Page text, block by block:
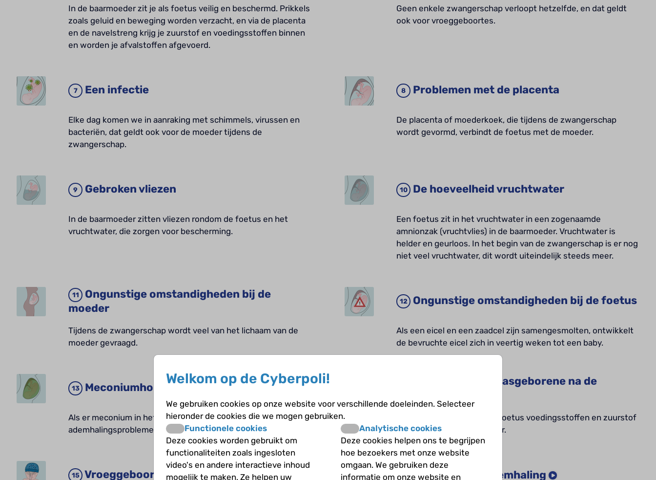
In de baarmoeder zit je als foetus veilig en beschermd. Prikkels
zoals geluid en beweging worden verzacht, en via de placenta
en de navelstreng krijg je zuurstof en voedingsstoffen binnen
en worden je afvalstoffen afgevoerd.
Geen enkele zwangerschap verloopt hetzelfde, en dat geldt
ook voor vroeggeboortes.
Een infectie
Elke dag komen we in aanraking met schimmels, virussen en
bacteriën, dat geldt ook voor de moeder tijdens de
zwangerschap.
Problemen met de placenta
De placenta of moederkoek, die tijdens de zwangerschap
wordt gevormd, verbindt de foetus met de moeder.
Gebroken vliezen
In de baarmoeder zitten vliezen rondom de foetus en het
vruchtwater, die zorgen voor bescherming.
De hoeveelheid vruchtwater
Een foetus zit in het vruchtwater in een zogenaamde
amnionzak (vruchtvlies) in de baarmoeder. Vruchtwater is
helder en geurloos. In het begin van de zwangerschap is er nog
niet veel vruchtwater, dit wordt uiteindelijk steeds meer.
Ongunstige omstandigheden bij de
moeder
Tijdens de zwangerschap wordt veel van het lichaam van de
moeder gevraagd.
Ongunstige omstandigheden bij de foetus
Als een eicel en een zaadcel zijn samengesmolten, ontwikkelt
de bevruchte eicel zich in veertig weken tot een baby.
Meconiumhoudend vruchtwater
Als er meconium in het vruchtwater zit, kan de foetus
ademhalingsproblemen krijgen.
De start van de pasgeborene na de
Voor de geboorte krijgt de foetus voedingsstoffen en zuurstof
via het bloed van de moeder.
Vroeggeboorte en mogelijke problemen De longen en ademhaling
Welkom op de Cyberpoli!
We gebruiken cookies op onze website voor verschillende doeleinden. Selecteer
hieronder de cookies die we mogen gebruiken.
Functionele cookies
Deze cookies worden gebruikt om
functionaliteiten zoals ingesloten
video's en andere interactieve inhoud
mogelijk te maken. Ze helpen uw
Analytische cookies
Deze cookies helpen ons te begrijpen
hoe bezoekers met onze website
omgaan. We gebruiken deze
informatie om onze website en